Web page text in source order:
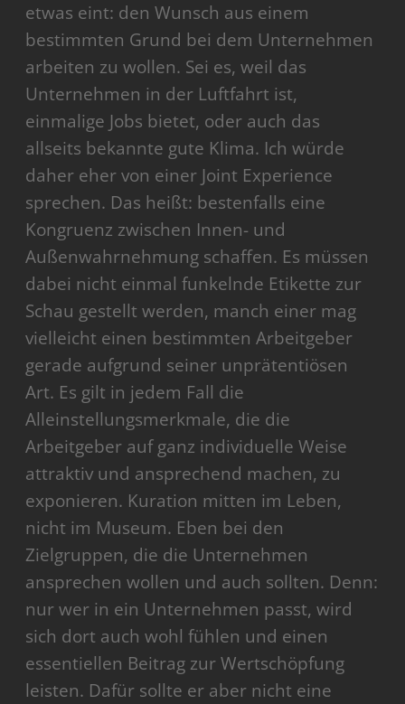
etwas eint: den Wunsch aus einem
bestimmten Grund bei dem Unternehmen
arbeiten zu wollen. Sei es, weil das
Unternehmen in der Luftfahrt ist,
einmalige Jobs bietet, oder auch das
allseits bekannte gute Klima. Ich würde
daher eher von einer Joint Experience
sprechen. Das heißt: bestenfalls eine
Kongruenz zwischen Innen- und
Außenwahrnehmung schaffen. Es müssen
dabei nicht einmal funkelnde Etikette zur
Schau gestellt werden, manch einer mag
vielleicht einen bestimmten Arbeitgeber
gerade aufgrund seiner unprätentiösen
Art. Es gilt in jedem Fall die
Alleinstellungsmerkmale, die die
Arbeitgeber auf ganz individuelle Weise
attraktiv und ansprechend machen, zu
exponieren. Kuration mitten im Leben,
nicht im Museum. Eben bei den
Zielgruppen, die die Unternehmen
ansprechen wollen und auch sollten. Denn:
nur wer in ein Unternehmen passt, wird
sich dort auch wohl fühlen und einen
essentiellen Beitrag zur Wertschöpfung
leisten. Dafür sollte er aber nicht eine